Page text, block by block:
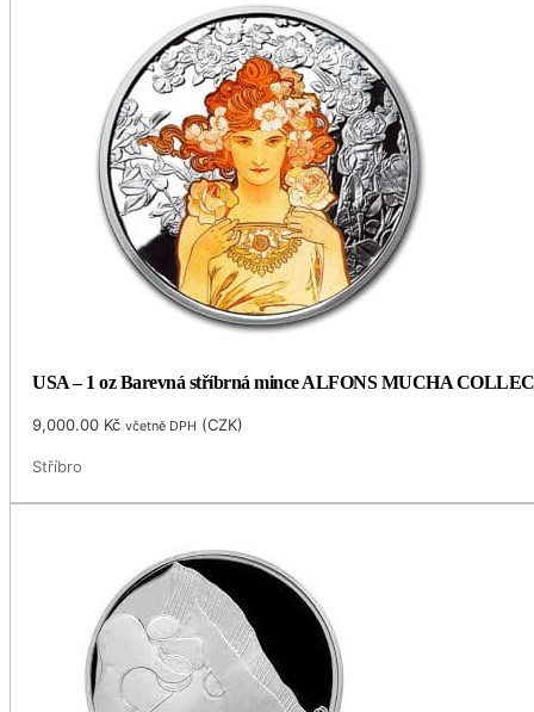
USA – 1 oz Barevná stříbrná mince ALFONS MUCHA
9,000.00 Kč včetně DPH (CZK)
Stříbro